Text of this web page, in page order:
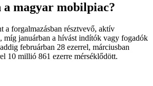
magyar mobilpiac?
a forgalmazásban résztvevő, aktív
míg januárban a hívást indítók vagy fogadók
februárban 28 ezerrel, márciusban
10 millió 861 ezerre mérséklődött.